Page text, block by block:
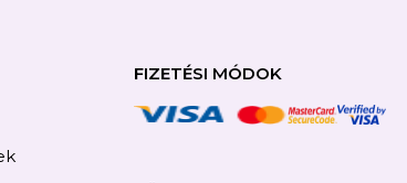
FIZETÉSI MÓDOK